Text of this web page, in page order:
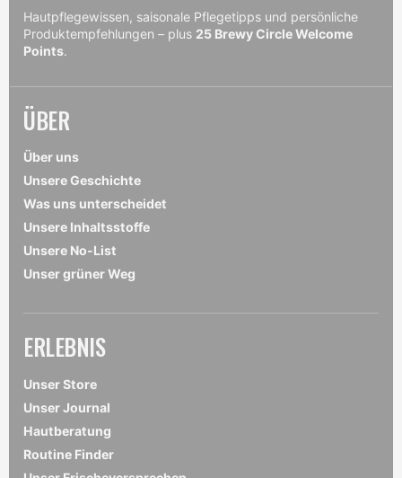
Hautpflegewissen, saisonale Pflegetipps und persönliche
Produktempfehlungen – plus 25 Brewy Circle Welcome
Points.
ÜBER
Über uns
Unsere Geschichte
Was uns unterscheidet
Unsere Inhaltsstoffe
Unsere No-List
Unser grüner Weg
ERLEBNIS
Unser Store
Unser Journal
Hautberatung
Routine Finder